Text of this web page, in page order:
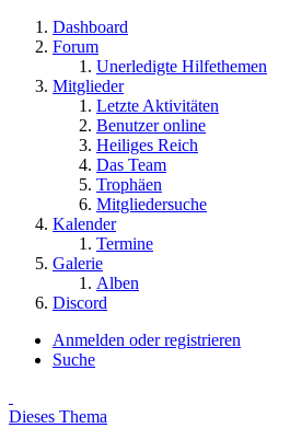
Dashboard
Forum
Unerledigte Hilfethemen
Mitglieder
Letzte Aktivitäten
Benutzer online
Heiliges Reich
Das Team
Trophäen
Mitgliedersuche
Kalender
Termine
Galerie
Alben
Discord
Anmelden oder registrieren
Suche
Dieses Thema